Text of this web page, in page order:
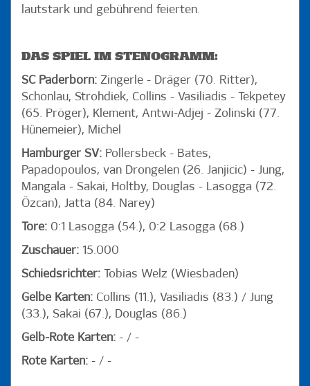
lautstark und gebührend feierten.
DAS SPIEL IM STENOGRAMM:
SC Paderborn: Zingerle - Dräger (70. Ritter),
Schonlau, Strohdiek, Collins - Vasiliadis - Tekpetey
(65. Pröger), Klement, Antwi-Adjej - Zolinski (77.
Hünemeier), Michel
Hamburger SV: Pollersbeck - Bates,
Papadopoulos, van Drongelen (26. Janjicic) - Jung,
Mangala - Sakai, Holtby, Douglas - Lasogga (72.
Özcan), Jatta (84. Narey)
Tore: 0:1 Lasogga (54.), 0:2 Lasogga (68.)
Zuschauer: 15.000
Schiedsrichter:
Tobias Welz (Wiesbaden)
Gelbe Karten: Collins (11.), Vasiliadis (83.) / Jung
(33.), Sakai (67.), Douglas (86.)
Gelb-Rote Karten: - / -
Rote Karten: - / -